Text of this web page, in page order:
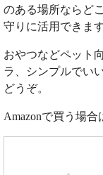
のある場所ならど
守りに活用できます
おやつなどペット
ラ、シンプルでい
どうぞ。
Amazonで買う場合